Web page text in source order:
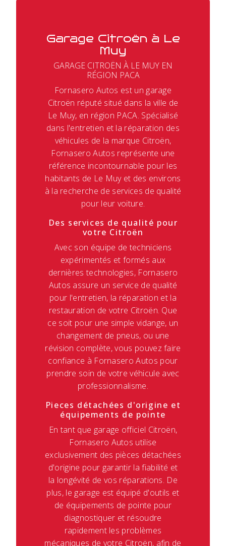
Garage Citroën à Le
Muy
GARAGE CITROËN À LE MUY EN
RÉGION PACA
Fornasero Autos est un garage
Citroën réputé situé dans la ville de
Le Muy, en région PACA. Spécialisé
dans l'entretien et la réparation des
véhicules de la marque Citroën,
Fornasero Autos représente une
référence incontournable pour les
habitants de Le Muy et des environs
à la recherche de services de qualité
pour leur voiture.
Des services de qualité pour
votre Citroën
Avec son équipe de techniciens
expérimentés et formés aux
dernières technologies, Fornasero
Autos assure un service de qualité
pour l'entretien, la réparation et la
restauration de votre Citroën. Que
ce soit pour une simple vidange, un
changement de pneus, ou une
révision complète, vous pouvez faire
confiance à Fornasero Autos pour
prendre soin de votre véhicule avec
professionnalisme.
Pieces détachées d'origine et
équipements de pointe
En tant que garage officiel Citroën,
Fornasero Autos utilise
exclusivement des pièces détachées
d'origine pour garantir la fiabilité et
la longévité de vos réparations. De
plus, le garage est équipé d'outils et
de équipements de pointe pour
diagnostiquer et résoudre
rapidement les problèmes
mécaniques de votre Citroën, afin de